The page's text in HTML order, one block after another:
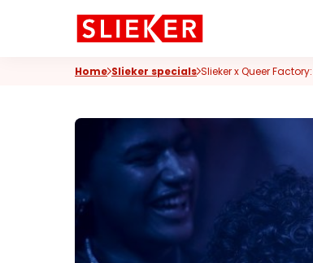
Home Slieker specials Slieker x Queer